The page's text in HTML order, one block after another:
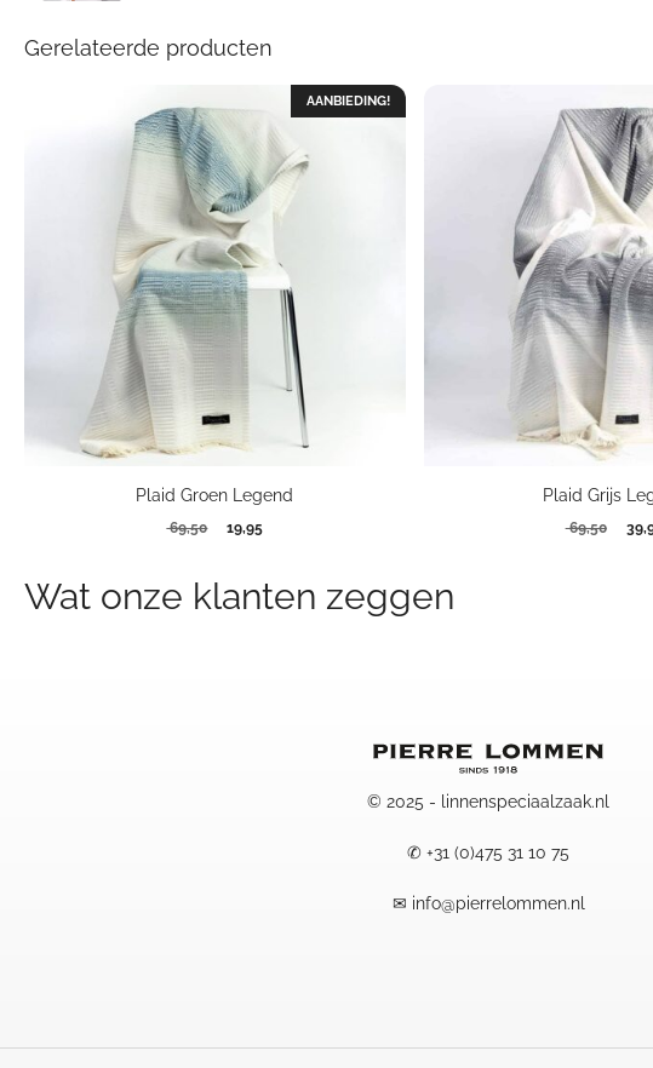
Gerelateerde producten
AANBIEDING!
Plaid Groen Legend
69,50
Oorspronkelijke
69,50.
19,95Huidige
19,95.
Plaid Grijs
69,50
Wat onze klanten zeggen
© 2025 - linnenspeciaalzaak.nl
✆ +31 (0)475 31 10 75
✉ info@pierrelommen.nl